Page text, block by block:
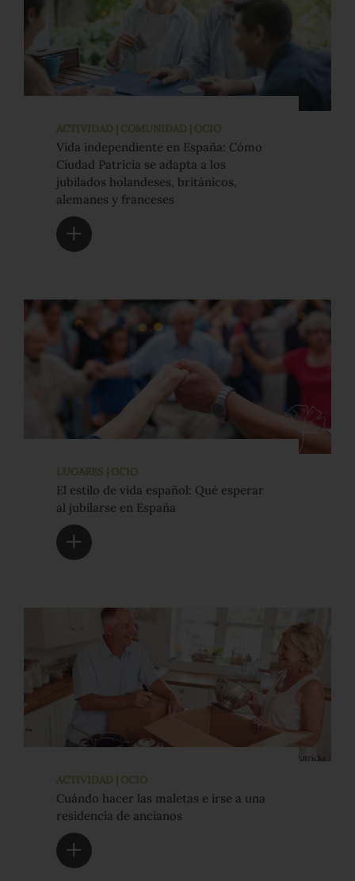
ACTIVIDAD | COMUNIDAD | OCIO
Vida independiente en España: Cómo
Ciudad Patricia se adapta a los
jubilados holandeses, británicos,
alemanes y franceses
LUGARES | OCIO
El estilo de vida español: Qué esperar
al jubilarse en España
ACTIVIDAD | OCIO
Cuándo hacer las maletas e irse a una
residencia de ancianos